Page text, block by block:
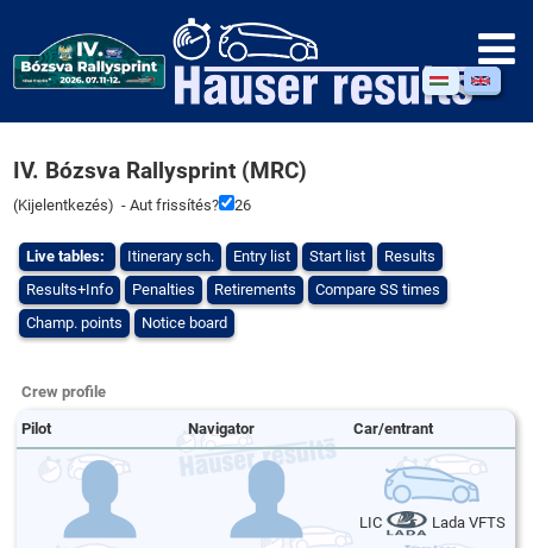
IV. Bózsva Rallysprint (MRC)
(Kijelentkezés) - Aut frissítés? 26
Live tables: Itinerary sch. Entry list Start list
Results
Results+Info
Penalties Retirements
Compare SS times
Champ. points
Notice board
Crew profile
Pilot Navigator Car/entrant
LIC Lada VFTS